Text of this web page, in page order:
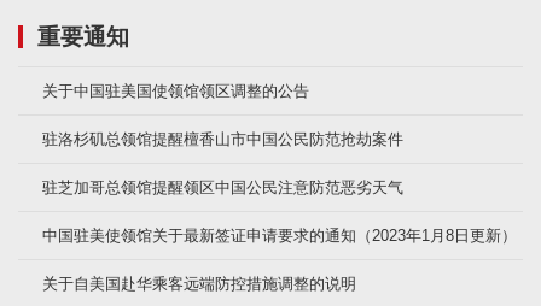
重要通知
关于中国驻美国使领馆领区调整的公告
驻洛杉矶总领馆提醒檀香山市中国公民防范抢劫案件
驻芝加哥总领馆提醒领区中国公民注意防范恶劣天气
中国驻美使领馆关于最新签证申请要求的通知（2023年1月8日更新）
关于自美国赴华乘客远端防控措施调整的说明